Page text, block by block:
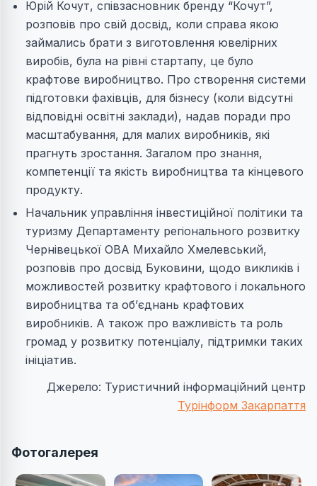
Юрій Кочут, співзасновник бренду “Кочут”,
розповів про свій досвід, коли справа якою
займались брати з виготовлення ювелірних
виробів, була на рівні стартапу, це було
крафтове виробництво. Про створення системи
підготовки фахівців, для бізнесу (коли відсутні
відповідні освітні заклади), надав поради про
масштабування, для малих виробників, які
прагнуть зростання. Загалом про знання,
компетенції та якість виробництва та кінцевого
продукту.
Начальник управління інвестиційної політики та
туризму Департаменту регіонального розвитку
Чернівецької ОВА Михайло Хмелевський,
розповів про досвід Буковини, щодо викликів і
можливостей розвитку крафтового і локального
виробництва та об’єднань крафтових
виробників. А також про важливість та роль
громад у розвитку потенціалу, підтримки таких
ініціатив.
Джерело: Туристичний інформаційний центр
Турінформ Закарпаття
Фотогалерея